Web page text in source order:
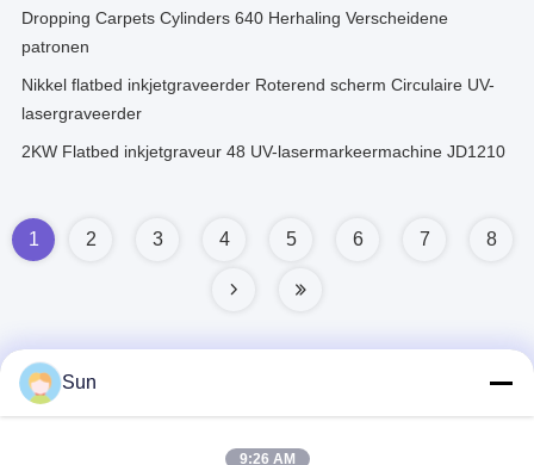
Dropping Carpets Cylinders 640 Herhaling Verscheidene
patronen
Nikkel flatbed inkjetgraveerder Roterend scherm Circulaire UV-
lasergraveerder
2KW Flatbed inkjetgraveur 48 UV-lasermarkeermachine JD1210
1 2 3 4 5 6 7 8
Sun
9:26 AM